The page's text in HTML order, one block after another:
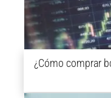
¿Cómo comprar